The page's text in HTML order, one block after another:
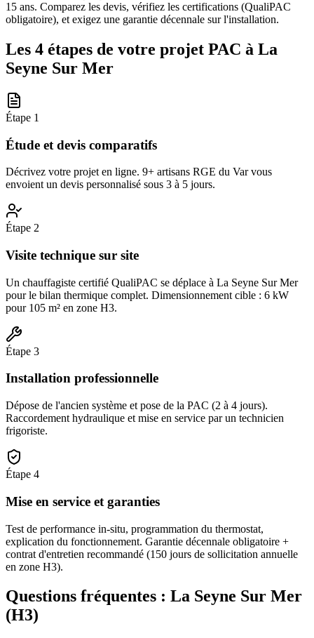
15 ans. Comparez les devis, vérifiez les certifications (QualiPAC
obligatoire), et exigez une garantie décennale sur l'installation.
Les 4 étapes de votre projet PAC à La
Seyne Sur Mer
Étape 1
Étude et devis comparatifs
Décrivez votre projet en ligne. 9+ artisans RGE du Var vous
envoient un devis personnalisé sous 3 à 5 jours.
Étape 2
Visite technique sur site
Un chauffagiste certifié QualiPAC se déplace à La Seyne Sur Mer
pour le bilan thermique complet. Dimensionnement cible : 6 kW
pour 105 m² en zone H3.
Étape 3
Installation professionnelle
Dépose de l'ancien système et pose de la PAC (2 à 4 jours).
Raccordement hydraulique et mise en service par un technicien
frigoriste.
Étape 4
Mise en service et garanties
Test de performance in-situ, programmation du thermostat,
explication du fonctionnement. Garantie décennale obligatoire +
contrat d'entretien recommandé (150 jours de sollicitation annuelle
en zone H3).
Questions fréquentes : La Seyne Sur Mer
(H3)